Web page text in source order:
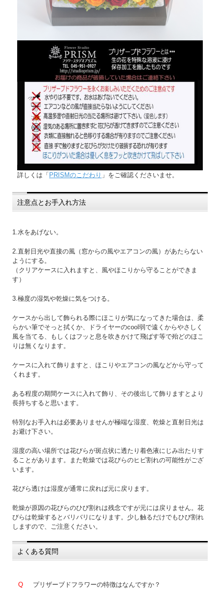
詳しくは「 PRISMのこだわり 」をご確認くださいませ。
注意点とお手入れ方法
1.水をあげない。
2.直射日光や直接の風（窓からの風やエアコンの風）があたらない
ようにする。
（クリアケースに入れますと、風やほこりから守ることができま
す）
3.極度の湿気や乾燥に気をつける。
ケースから出して飾られる際にほこりが気になってきた場合は、柔
らかい筆でそっと拭くか、ドライヤーのcool弱で遠くからやさしく
風を当てる、もしくはフッと息を吹きかけて飛ばす等で殆どのほこ
りは無くなります。
ケースに入れて飾りますと、ほこりやエアコンの風などから守って
くれます。
ある程度の期間ケースに入れて飾り、その後出して飾りますとより
長持ちすると思います。
特別なお手入れは必要ありませんが極端な湿度、乾燥と直射日光は
お避け下さい。
湿度の高い場所では花びらが斑点状に透たり着色液にじみ出たりす
ることがあります。また乾燥では花びらのヒビ割れの可能性がござ
います。
花びら透けは湿度が通常に戻れば元に戻ります。
乾燥が原因の花びらのひび割れは残念ですが元には戻りません。花
びらは乾燥するとバリバリになります。少し触るだけでもひび割れ
しますので、ご注意ください。
よくある質問
Q プリザーブドフラワーの特徴はなんですか？